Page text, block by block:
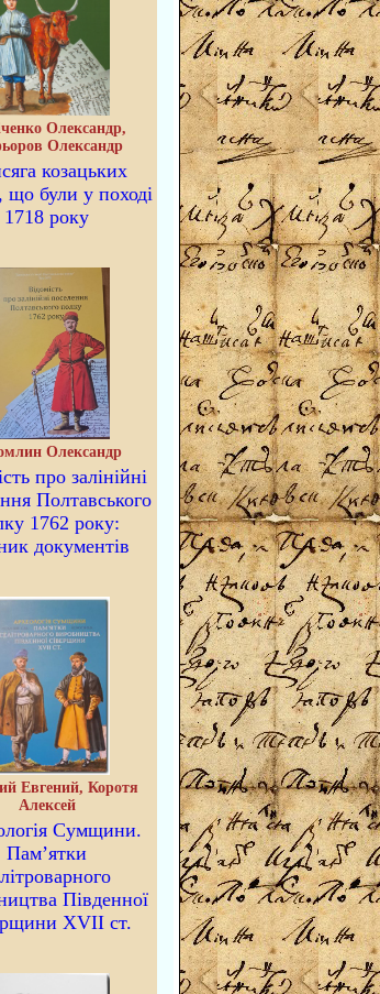
Олександр,
Олександр
козацьких
що були у поході
1718 року
Олександр
про залінійні
Полтавського
1762 року:
документів
Евгений, Коротя
Алексей
Сумщини.
Пам’ятки
Південної
XVII ст.